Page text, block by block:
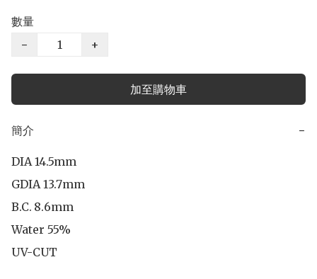
數量
−
+
加至購物車
簡介 −
DIA 14.5mm
GDIA 13.7mm
B.C.	8.6mm
Water 55%
UV-CUT